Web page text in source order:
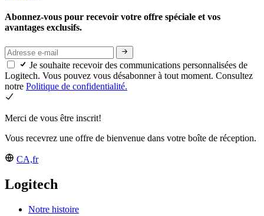
Abonnez-vous pour recevoir votre offre spéciale et vos
avantages exclusifs.
Je souhaite recevoir des communications personnalisées de
Logitech. Vous pouvez vous désabonner à tout moment. Consultez
notre Politique de confidentialité.
Merci de vous être inscrit!
Vous recevrez une offre de bienvenue dans votre boîte de réception.
CA,fr
Logitech
Notre histoire